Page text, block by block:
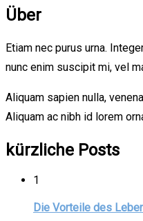
Über
Etiam nec purus urna.
nunc enim suscipit mi, vel
Aliquam sapien nulla,
Aliquam ac nibh id lorem
kürzliche Posts
1
Die Vorteile des